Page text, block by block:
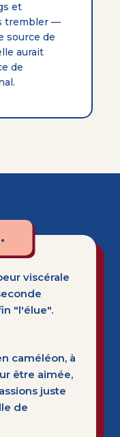
et
trembler —
source de
aurait
de
viscérale
"l'élue".
caméléon, à
être aimée,
juste
de